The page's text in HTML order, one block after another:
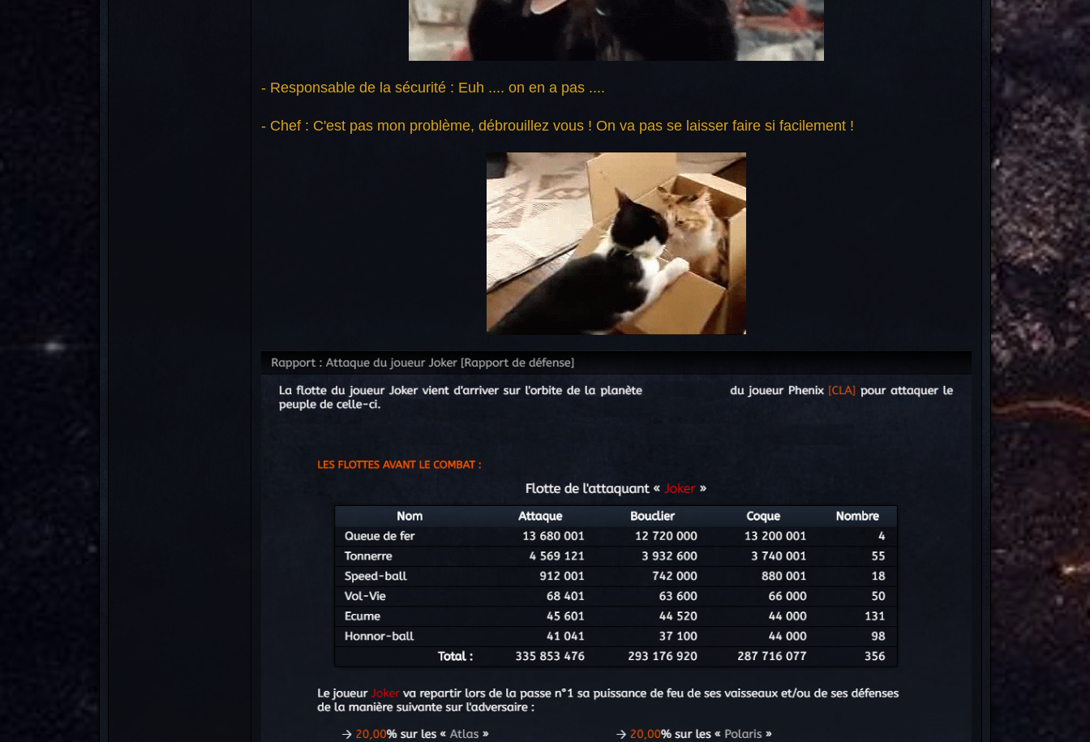
- Responsable de la sécurité : Euh .... on en a pas ....
- Chef : C'est pas mon problème, débrouillez vous ! On va pas se laisser faire si facilement !